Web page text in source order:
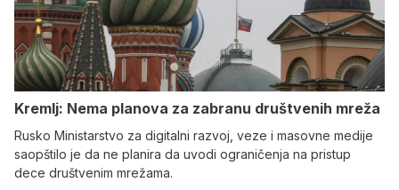
Kremlj: Nema planova za zabranu društvenih mreža
Rusko Ministarstvo za digitalni razvoj, veze i masovne medije
saopštilo je da ne planira da uvodi ograničenja na pristup
dece društvenim mrežama.